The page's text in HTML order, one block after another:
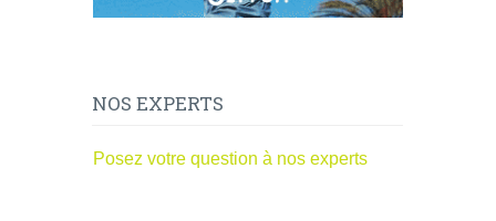
NOS EXPERTS
Posez votre question à nos experts